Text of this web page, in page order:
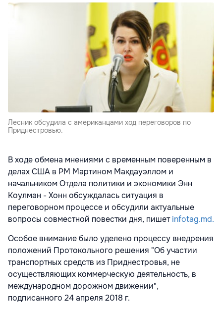
Лесник обсудила с американцами ход переговоров по
Приднестровью.
В ходе обмена мнениями с временным поверенным в
делах США в РМ Мартином Макдауэллом и
начальником Отдела политики и экономики Энн
Коулман - Хонн обсуждалась ситуация в
переговорном процессе и обсудили актуальные
вопросы совместной повестки дня, пишетinfotag.md.
Особое внимание было уделено процессу внедрения
положений Протокольного решения "Об участии
транспортных средств из Приднестровья, не
осуществляющих коммерческую деятельность, в
международном дорожном движении",
подписанного 24 апреля 2018 г.